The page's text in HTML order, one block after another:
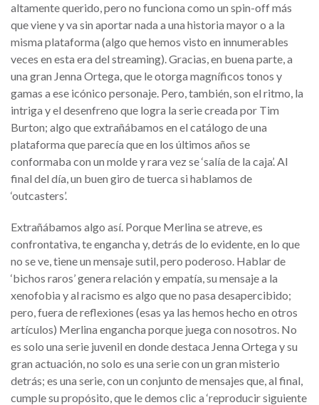
altamente querido, pero no funciona como un spin-off más
que viene y va sin aportar nada a una historia mayor o a la
misma plataforma (algo que hemos visto en innumerables
veces en esta era del streaming). Gracias, en buena parte, a
una gran Jenna Ortega, que le otorga magníficos tonos y
gamas a ese icónico personaje. Pero, también, son el ritmo, la
intriga y el desenfreno que logra la serie creada por Tim
Burton; algo que extrañábamos en el catálogo de una
plataforma que parecía que en los últimos años se
conformaba con un molde y rara vez se ‘salía de la caja’. Al
final del día, un buen giro de tuerca si hablamos de
‘outcasters’.
Extrañábamos algo así. Porque Merlina se atreve, es
confrontativa, te engancha y, detrás de lo evidente, en lo que
no se ve, tiene un mensaje sutil, pero poderoso. Hablar de
‘bichos raros’ genera relación y empatía, su mensaje a la
xenofobia y al racismo es algo que no pasa desapercibido;
pero, fuera de reflexiones (esas ya las hemos hecho en otros
artículos) Merlina engancha porque juega con nosotros. No
es solo una serie juvenil en donde destaca Jenna Ortega y su
gran actuación, no solo es una serie con un gran misterio
detrás; es una serie, con un conjunto de mensajes que, al final,
cumple su propósito, que le demos clic a ‘reproducir siguiente